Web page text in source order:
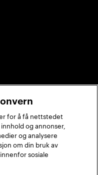
for å få nettstedet
og annonser,
og analysere
om din bruk av
sosiale